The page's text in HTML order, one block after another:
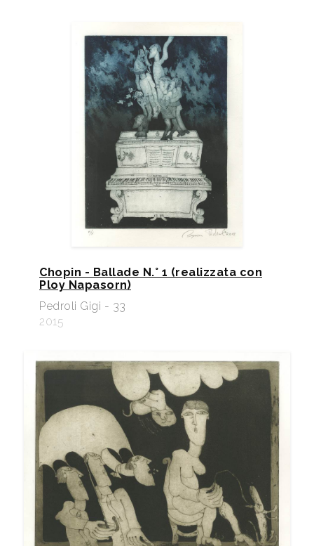
Chopin - Ballade N.° 1 (realizzata con
Ploy Napasorn)
Pedroli Gigi - 33
2015